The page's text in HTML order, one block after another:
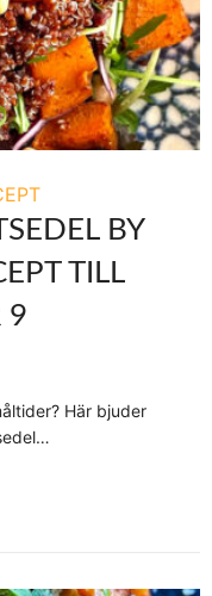
BY
TILL
9
Här bjuder